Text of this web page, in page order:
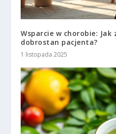
Wsparcie w chorobie: Jak
dobrostan pacjenta?
1 listopada 2025